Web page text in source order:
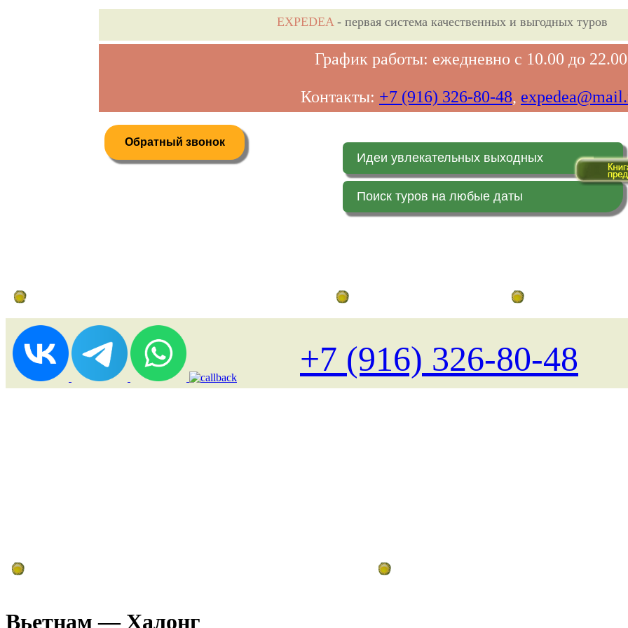
EXPEDEA- первая система качественных и выгодных туров
График работы: ежедневно с 10.00 до 22.00
Контакты: +7 (916) 326-80-48,
Обратный звонок
Идеи увлекательных выходных
Поиск туров на любые даты
Дистанционное бронирование туров
+7 (916) 326-80-48
Вьетнам — Халонг